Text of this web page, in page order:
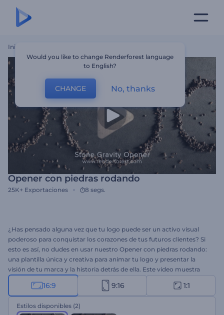
Inicio
Opener con piedras rodando
25K+ Exportaciones 8 segs.
¿Has pensado alguna vez que tu logo puede ser un activo visual
poderoso para conquistar los corazones de tus futuros clientes? Si
esto es así, no dudes en usar nuestro Opener con piedras rodando:
una plantilla única y creativa para animar tu logo y presentar la
visión de tu marca y la historia detrás de ella. Este video muestra
piedras animadas que se acercan entre sí para develar tu logo. Sin
duda, esta poderosa animación hará que cualquiera sienta
curiosidad por tu marca. Para crear tu video, primero debes cargar
tu logo, escribir el eslogan y esperar unos minutos para obtener una
16:9 9:16 1:1
Estilos disponibles (2)
Would you like to change Renderforest language
to English?
CHANGE No, thanks